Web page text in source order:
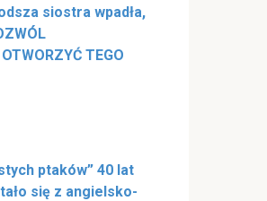
siostra wpadła,
TEGO
ptaków” 40 lat
się z angielsko-